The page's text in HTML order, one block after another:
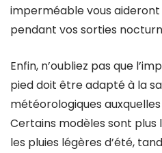
imperméable vous
pendant vos sorties
Enfin, n’oubliez pas que
pied doit être adapté à la
météorologiques
Certains modèles sont
les pluies légères d’été,